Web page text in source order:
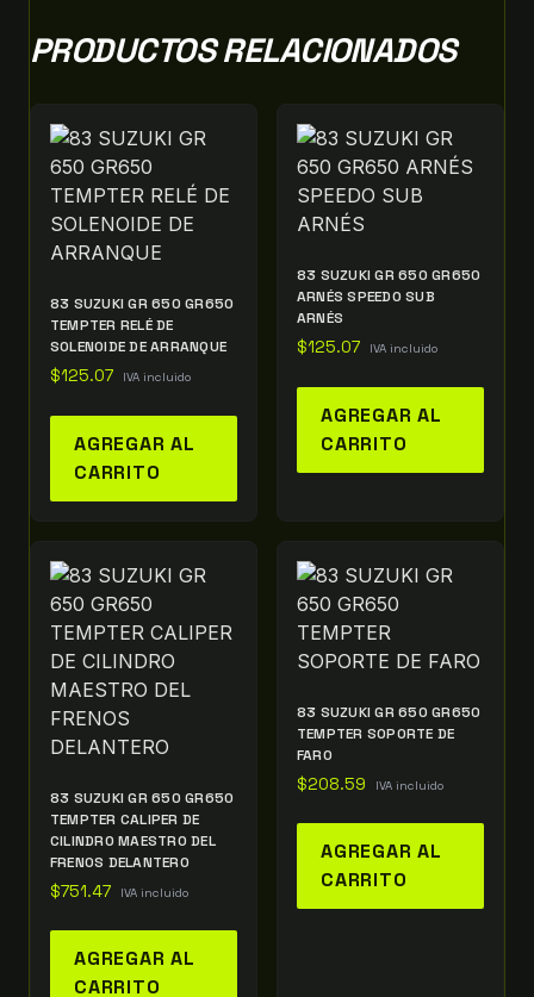
PRODUCTOS RELACIONADOS
83 SUZUKI GR 650 GR650
TEMPTER RELÉ DE
SOLENOIDE DE ARRANQUE
$125.07 IVA incluido
AGREGAR AL
CARRITO
83 SUZUKI GR 650 GR650
ARNÉS SPEEDO SUB
ARNÉS
$125.07 IVA incluido
AGREGAR AL
CARRITO
83 SUZUKI GR 650 GR650
TEMPTER CALIPER DE
CILINDRO MAESTRO DEL
FRENOS DELANTERO
$751.47 IVA incluido
AGREGAR AL
CARRITO
83 SUZUKI GR 650 GR650
TEMPTER SOPORTE DE
FARO
$208.59 IVA incluido
AGREGAR AL
CARRITO